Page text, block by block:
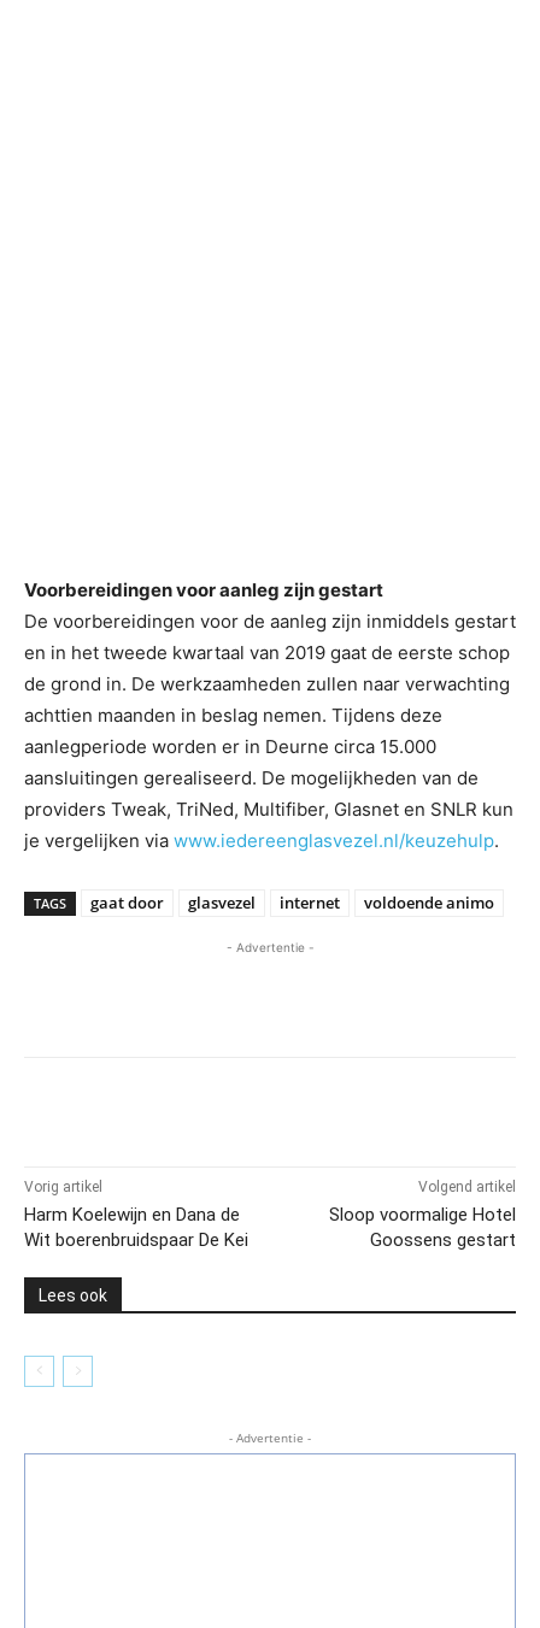
Voorbereidingen voor aanleg zijn gestart
De voorbereidingen voor de aanleg zijn inmiddels gestart
en in het tweede kwartaal van 2019 gaat de eerste schop
de grond in. De werkzaamheden zullen naar verwachting
achttien maanden in beslag nemen. Tijdens deze
aanlegperiode worden er in Deurne circa 15.000
aansluitingen gerealiseerd. De mogelijkheden van de
providers Tweak, TriNed, Multifiber, Glasnet en SNLR kun
je vergelijken via www.iedereenglasvezel.nl/keuzehulp.
TAGS gaat door glasvezel internet voldoende animo
- Advertentie -
Vorig artikel
Harm Koelewijn en Dana de
Wit boerenbruidspaar De Kei
Volgend artikel
Sloop voormalige Hotel
Goossens gestart
Lees ook
- Advertentie -